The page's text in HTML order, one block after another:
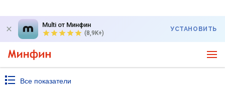
Multi от Минфин
(8,9K+)
УСТАНОВИТЬ
Все показатели